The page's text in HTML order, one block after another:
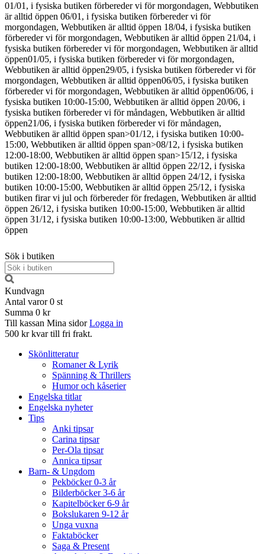
01/01, i fysiska butiken förbereder vi för morgondagen, Webbutiken
är alltid öppen 06/01, i fysiska butiken förbereder vi för
morgondagen, Webbutiken är alltid öppen 18/04, i fysiska butiken
förbereder vi för morgondagen, Webbutiken är alltid öppen 21/04, i
fysiska butiken förbereder vi för morgondagen, Webbutiken är alltid
öppen01/05, i fysiska butiken förbereder vi för morgondagen,
Webbutiken är alltid öppen29/05, i fysiska butiken förbereder vi för
morgondagen, Webbutiken är alltid öppen06/05, i fysiska butiken
förbereder vi för morgondagen, Webbutiken är alltid öppen06/06, i
fysiska butiken 10:00-15:00, Webbutiken är alltid öppen 20/06, i
fysiska butiken förbereder vi för måndagen, Webbutiken är alltid
öppen21/06, i fysiska butiken förbereder vi för måndagen,
Webbutiken är alltid öppen span>01/12, i fysiska butiken 10:00-
15:00, Webbutiken är alltid öppen span>08/12, i fysiska butiken
12:00-18:00, Webbutiken är alltid öppen span>15/12, i fysiska
butiken 12:00-18:00, Webbutiken är alltid öppen 22/12, i fysiska
butiken 12:00-18:00, Webbutiken är alltid öppen 24/12, i fysiska
butiken 10:00-15:00, Webbutiken är alltid öppen 25/12, i fysiska
butiken firar vi jul och förbereder för fredagen, Webbutiken är alltid
öppen 26/12, i fysiska butiken 10:00-15:00, Webbutiken är alltid
öppen 31/12, i fysiska butiken 10:00-13:00, Webbutiken är alltid
öppen
Sök i butiken
Kundvagn
Antal varor 0 st
Summa 0 kr
Till kassan Mina sidor Logga in
500 kr kvar till fri frakt.
Skönlitteratur
Romaner & Lyrik
Spänning & Thrillers
Humor och kåserier
Engelska titlar
Engelska nyheter
Tips
Anki tipsar
Carina tipsar
Per-Ola tipsar
Annica tipsar
Barn- & Ungdom
Pekböcker 0-3 år
Bilderböcker 3-6 år
Kapitelböcker 6-9 år
Bokslukaren 9-12 år
Unga vuxna
Faktaböcker
Saga & Present